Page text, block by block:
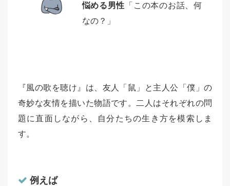
悩める男性 「この本のお話、何
なの？」
『風の歌を聴け』は、友人「鼠」と主人公「僕」の
奇妙な友情を描いた物語です。二人はそれぞれの問
題に直面しながら、自分たちの生き方を模索しま
す。
例えば